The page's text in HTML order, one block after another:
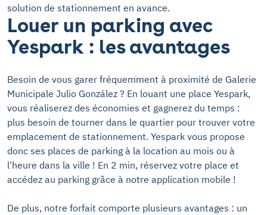
solution de stationnement en avance.
Louer un parking avec
Yespark : les avantages
Besoin de vous garer fréquemment à proximité de Galerie
Municipale Julio González ? En louant une place Yespark,
vous réaliserez des économies et gagnerez du temps :
plus besoin de tourner dans le quartier pour trouver votre
emplacement de stationnement. Yespark vous propose
donc ses places de parking à la location au mois ou à
l'heure dans la ville ! En 2 min, réservez votre place et
accédez au parking grâce à notre application mobile !
De plus, notre forfait comporte plusieurs avantages : un